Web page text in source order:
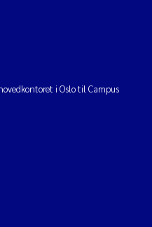
i Oslo til Campus